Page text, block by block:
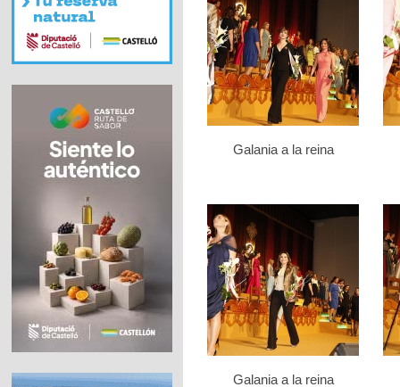
Galania a la reina
Galania a la reina